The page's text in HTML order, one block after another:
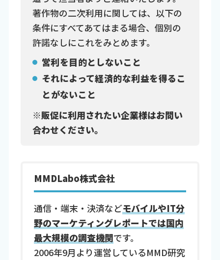
著作物の二次利用に関しては、以下の
条件にすべてあてはまる場合、個別の
許諾なしにこれをみとめます。
営利を目的としないこと
それによって経済的な利益を得るこ
とがないこと
※販促に利用されたい企業様はお問い
合わせください。
MMDLabo株式会社
通信・端末・決済などモバイルやIT分
野のマーケティングレポートでは国内
最大規模の調査機関です。
2006年9月より運営しているMMD研究